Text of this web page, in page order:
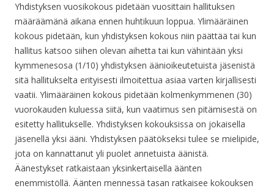
Yhdistyksen vuosikokous pidetään vuosittain hallituksen
määräämänä aikana ennen huhtikuun loppua. Ylimääräinen
kokous pidetään, kun yhdistyksen kokous niin päättää tai kun
hallitus katsoo siihen olevan aihetta tai kun vähintään yksi
kymmenesosa (1/10) yhdistyksen äänioikeutetuista jäsenistä
sitä hallitukselta erityisesti ilmoitettua asiaa varten kirjallisesti
vaatii. Ylimääräinen kokous pidetään kolmenkymmenen (30)
vuorokauden kuluessa siitä, kun vaatimus sen pitämisestä on
esitetty hallitukselle. Yhdistyksen kokouksissa on jokaisella
jäsenellä yksi ääni. Yhdistyksen päätökseksi tulee se mielipide,
jota on kannattanut yli puolet annetuista äänistä.
Äänestykset ratkaistaan yksinkertaisella äänten
enemmistöllä. Äänten mennessä tasan ratkaisee kokouksen